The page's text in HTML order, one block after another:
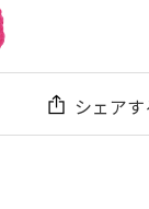
シェアす